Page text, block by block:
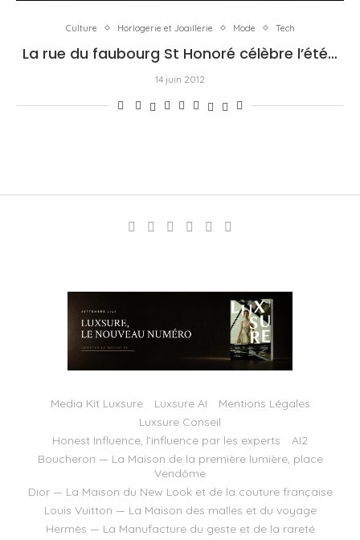
Culture Horlogerie et Joaillerie Mode Tech
La rue du faubourg St Honoré célèbre l’été…
14 juin 2012
Media Kit Luxsure Luxsure AI
Mentions Légales
Luxsure Conseil
Honest Influence, l’influence par les experts
AI2
Boucheron — La Maison de la première lumière, place
Vendôme
Dior — La Maison du New Look et de la couture française
Louis Vuitton — La Maison des malles et du voyage
Hermès — La Manufacture du geste et de la rareté